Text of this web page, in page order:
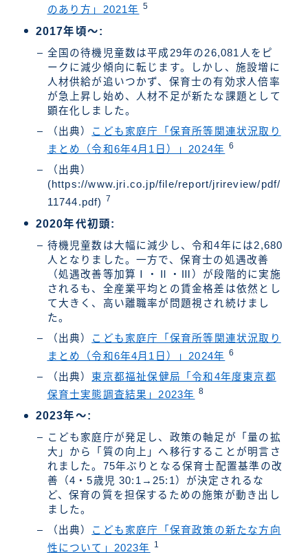
のあり方」2021年 5
2017年頃～:
全国の待機児童数は平成29年の26,081人をピ
ークに減少傾向に転じます。しかし、施設増に
人材供給が追いつかず、保育士の有効求人倍率
が急上昇し始め、人材不足が新たな課題として
顕在化しました。
（出典）
こども家庭庁「保育所等関連状況取り
まとめ（令和6年4月1日）」2024年 6
（出典）
(https://www.jri.co.jp/file/report/jrireview/pdf/
11744.pdf) 7
2020年代初頭:
待機児童数は大幅に減少し、令和4年には2,680
人となりました。一方で、保育士の処遇改善
（処遇改善等加算Ⅰ・Ⅱ・Ⅲ）が段階的に実施
されるも、全産業平均との賃金格差は依然とし
て大きく、高い離職率が問題視され続けまし
た。
（出典）
こども家庭庁「保育所等関連状況取り
まとめ（令和6年4月1日）」2024年 6
（出典） 東京都福祉保健局「令和4年度東京都
保育士実態調査結果」2023年 8
2023年～:
こども家庭庁が発足し、政策の軸足が「量の拡
大」から「質の向上」へ移行することが明言さ
れました。75年ぶりとなる保育士配置基準の改
善（4・5歳児 30:1→25:1）が決定されるな
ど、保育の質を担保するための施策が動き出し
ました。
（出典）
こども家庭庁「保育政策の新たな方向
性について」2023年
1